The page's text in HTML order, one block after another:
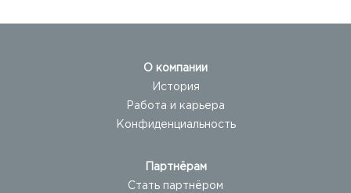
О компании
История
Работа и карьера
Конфиденциальность
Партнёрам
Стать партнёром